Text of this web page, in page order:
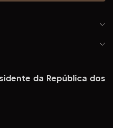
da República dos